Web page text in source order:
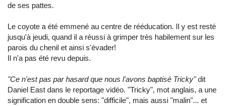
de ses pattes.
Le coyote a été emmené au centre de rééducation. Il y est resté
jusqu'à jeudi, quand il a réussi à grimper très habilement sur les
parois du chenil et ainsi s'évader!
Il n'a pas été revu depuis.
"Ce n'est pas par hasard que nous l'avons baptisé Tricky"dit
Daniel East dans le reportage vidéo. "Tricky", mot anglais, a une
signification en double sens: "difficile", mais aussi "malin"... et